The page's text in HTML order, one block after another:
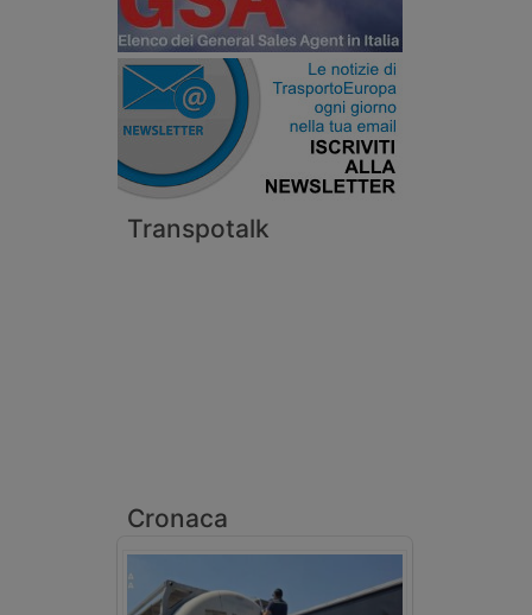
Transpotalk
Cronaca